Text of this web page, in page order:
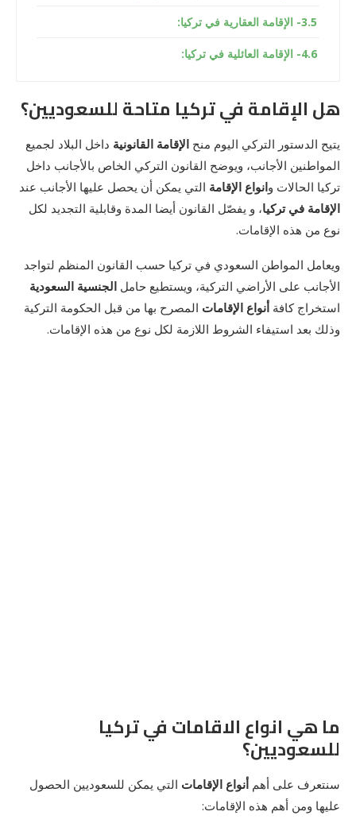
3- الإقامة العقارية في تركيا:
4- الإقامة العائلية في تركيا:
هل الإقامة في تركيا متاحة للسعوديين؟
يتيح الدستور التركي اليوم منح الإقامة القانونية داخل البلاد لجميع
المواطنين الأجانب، ويوضح القانون التركي الخاص بالأجانب داخل
تركيا الحالات وانواع الإقامة التي يمكن أن يحصل عليها الأجانب عند
الإقامة في تركيا، و يفصّل القانون أيضا المدة وقابلية التجديد لكل
نوع من هذه الإقامات.
ويعامل المواطن السعودي في تركيا حسب القانون المنظم لتواجد
الأجانب على الأراضي التركية، ويستطيع حامل الجنسية السعودية
استخراج كافة أنواع الإقامات المصرح بها من قبل الحكومة التركية
وذلك بعد استيفاء الشروط اللازمة لكل نوع من هذه الإقامات.
ما هي انواع الاقامات في تركيا
للسعوديين؟
سنتعرف على أهم أنواع الإقامات التي يمكن للسعوديين الحصول
عليها ومن أهم هذه الإقامات: